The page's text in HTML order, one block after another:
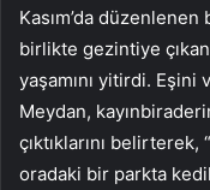
Kasım’da düzenlenen
birlikte gezintiye
yaşamını yitirdi. Eşini
Meydan,
çıktıklarını belirterek,
oradaki bir parkta